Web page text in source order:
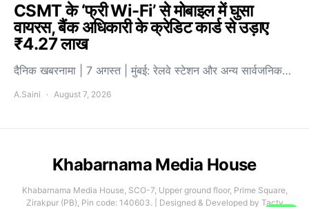
CSMT के ‘फ्री Wi-Fi’ से मोबाइल में घुसा
वायरस, बैंक अधिकारी के क्रेडिट कार्ड से उड़ाए
₹4.27 लाख
दैनिक खबरनामा | 7 अगस्त | मुंबई: रेलवे स्टेशन और अन्य सार्वजनिक…
A.Saini August 7, 2026
Khabarnama Media House
Khabarnama Media House, SCO-7, Upper ground floor, Prime Square,
Zirakpur (PB), Pin code: 140603. | Designed & Developed by Tacty